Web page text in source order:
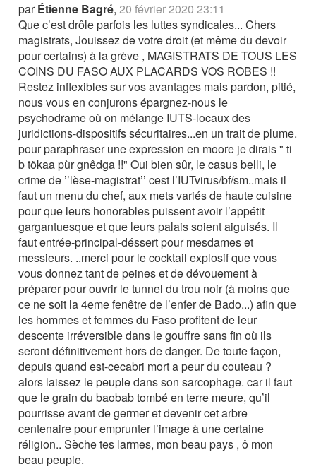
parÉtienne Bagré,20 février 2020 23:11
Que c’est drôle parfois les luttes syndicales... Chers
magistrats, Jouissez de votre droit (et même du devoir
pour certains) à la grève , MAGISTRATS DE TOUS LES
COINS DU FASO AUX PLACARDS VOS ROBES !!
Restez inflexibles sur vos avantages mais pardon, pitié,
nous vous en conjurons épargnez-nous le
psychodrame où on mélange IUTS-locaux des
juridictions-dispositifs sécuritaires...en un trait de plume.
pour paraphraser une expression en moore je dirais " ti
b tõkaa pùr gnêdga !!" Oui bien sûr, le casus belli, le
crime de ’’lèse-magistrat’’ cest l’IUTvirus/bf/sm..mais il
faut un menu du chef, aux mets variés de haute cuisine
pour que leurs honorables puissent avoir l’appétit
gargantuesque et que leurs palais soient aiguisés. Il
faut entrée-principal-déssert pour mesdames et
messieurs. ..merci pour le cocktail explosif que vous
vous donnez tant de peines et de dévouement à
préparer pour ouvrir le tunnel du trou noir (à moins que
ce ne soit la 4eme fenêtre de l’enfer de Bado...) afin que
les hommes et femmes du Faso profitent de leur
descente irréversible dans le gouffre sans fin où ils
seront définitivement hors de danger. De toute façon,
depuis quand est-cecabri mort a peur du couteau ?
alors laissez le peuple dans son sarcophage. car il faut
que le grain du baobab tombé en terre meure, qu’il
pourrisse avant de germer et devenir cet arbre
centenaire pour emprunter l’image à une certaine
réligion.. Sèche tes larmes, mon beau pays , ô mon
beau peuple.